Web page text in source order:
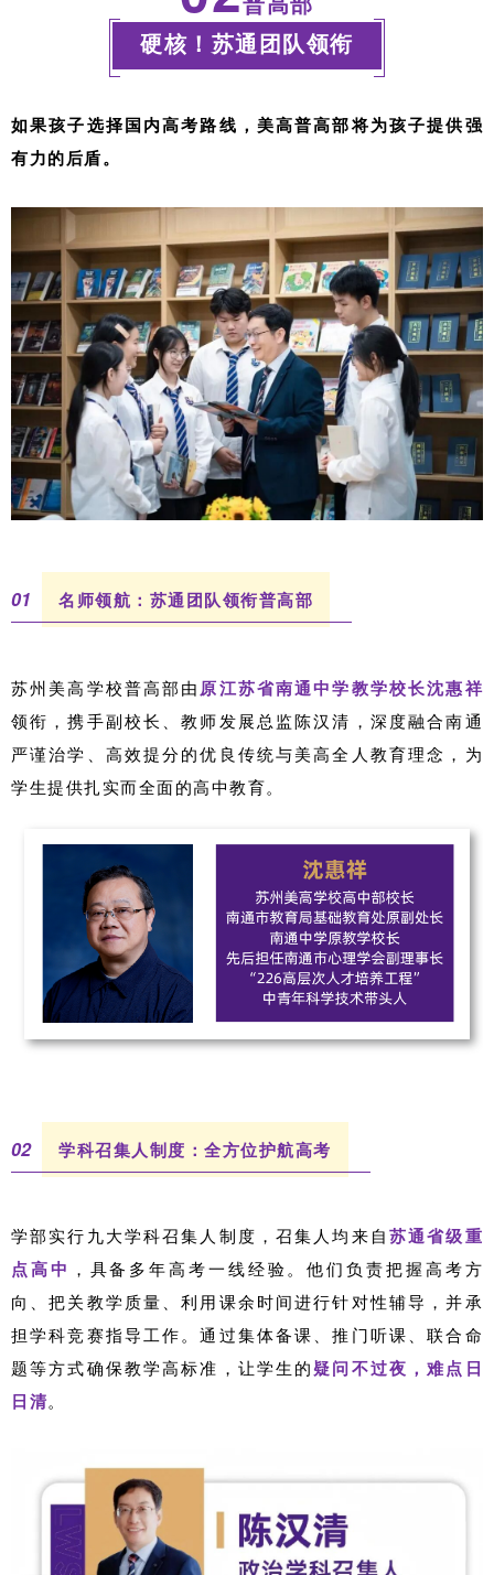
硬核！苏通团队领衔
如果孩子选择国内高考路线，美高普高部将为孩子提供强
有力的后盾。
01 名师领航：苏通团队领衔普高部
苏州美高学校普高部由原江苏省南通中学教学校长沈惠祥
领衔，携手副校长、教师发展总监陈汉清，深度融合南通
严谨治学、高效提分的优良传统与美高全人教育理念，为
学生提供扎实而全面的高中教育。
02 学科召集人制度：全方位护航高考
学部实行九大学科召集人制度，召集人均来自苏通省级重
点高中 ，具备多年高考一线经验。他们负责把握高考方
向、把关教学质量、利用课余时间进行针对性辅导，并承
担学科竞赛指导工作。通过集体备课、推门听课、联合命
题等方式确保教学高标准，让学生的疑问不过夜，难点日
日清。